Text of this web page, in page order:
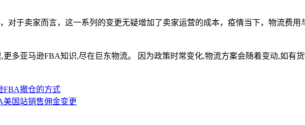
对于卖家而言，这一系列的变更无疑增加了卖家运营的成本，疫情当下，物流费
更多亚马逊FBA知识,尽在巨东物流。 因为政策时常变化,物流方案会随着变动,如有
FBA撤仓的方式
美国站销售佣金变更